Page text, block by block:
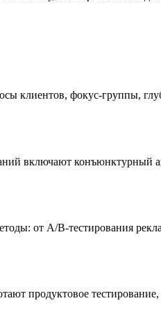
клиентов, фокус-группы,
включают конъюнктурный
от A/B-тестирования
продуктовое тестирование,